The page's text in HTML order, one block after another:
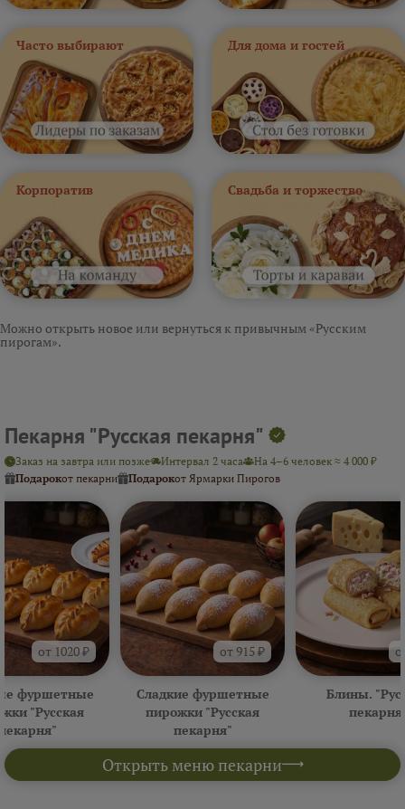
Часто выбирают Для дома и гостей
Корпоратив Свадьба и торжество
Можно открыть новое или вернуться к привычным «Русским
пирогам».
Пекарня "Русская пекарня"
Открыть меню пекарни
Заказ на завтра или позже Интервал 2 часа
На 4–6 человек ≈ 4 000 ₽
Подарокот пекарни Подарокот Ярмарки Пирогов
от 1020 ₽
фуршетные
"Русская
от 915 ₽
Сладкие фуршетные
пирожки "Русская
пекарня"
Блины.